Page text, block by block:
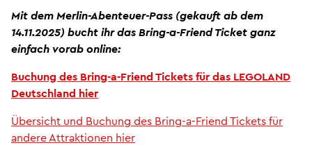
Mit dem Merlin-Abenteuer-Pass (gekauft ab dem
14.11.2025) bucht ihr das Bring-a-Friend Ticket ganz
einfach vorab online:
Buchung des Bring-a-Friend Tickets für das LEGOLAND
Deutschland hier
Übersicht und Buchung des Bring-a-Friend Tickets für
andere Attraktionen hier